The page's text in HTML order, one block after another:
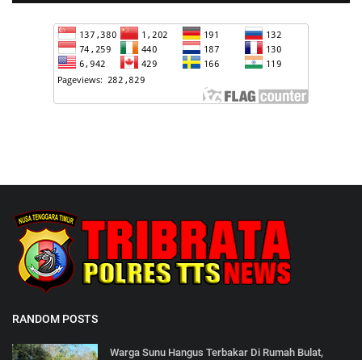
RANDOM POSTS
Warga Sunu Hangus Terbakar Di Rumah Bulat,